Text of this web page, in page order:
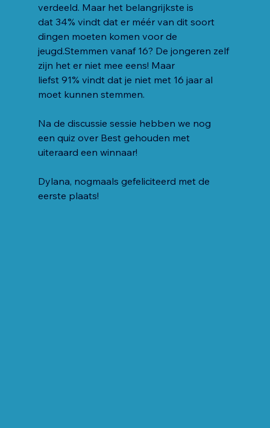
verdeeld. Maar het belangrijkste is
dat 34% vindt dat er méér van dit soort
dingen moeten komen voor de
jeugd.Stemmen vanaf 16? De jongeren zelf
zijn het er niet mee eens! Maar
liefst 91% vindt dat je niet met 16 jaar al
moet kunnen stemmen.
Na de discussie sessie hebben we nog
een quiz over Best gehouden met
uiteraard een winnaar!
Dylana, nogmaals gefeliciteerd met de
eerste plaats!